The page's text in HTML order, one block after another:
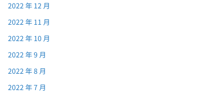
2022 年 12 月
2022 年 11 月
2022 年 10 月
2022 年 9 月
2022 年 8 月
2022 年 7 月